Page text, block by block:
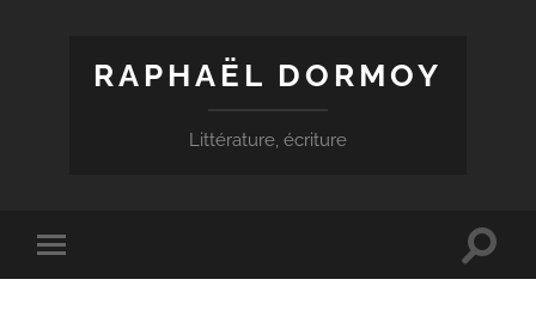
RAPHAËL DORMOY
Littérature, écriture
Toggle
mobile
Toggle